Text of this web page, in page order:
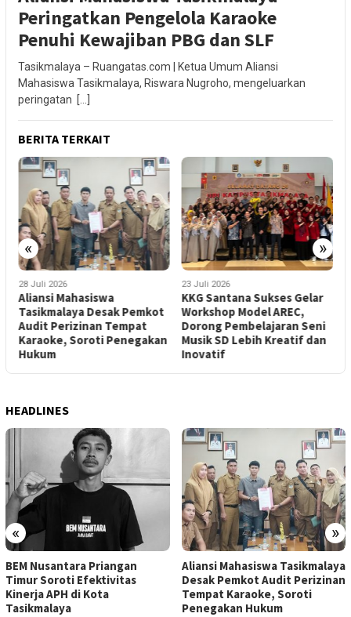
Peringatkan Pengelola Karaoke
Penuhi Kewajiban PBG dan SLF
Tasikmalaya – Ruangatas.com | Ketua Umum Aliansi
Mahasiswa Tasikmalaya, Riswara Nugroho, mengeluarkan
peringatan […]
BERITA TERKAIT
« »
28 Juli 2026
Aliansi Mahasiswa
Tasikmalaya Desak Pemkot
Audit Perizinan Tempat
Karaoke, Soroti Penegakan
Hukum
23 Juli 2026
KKG Santana Sukses Gelar
Workshop Model AREC,
Dorong Pembelajaran Seni
Musik SD Lebih Kreatif dan
Inovatif
HEADLINES
« »
BEM Nusantara Priangan
Timur Soroti Efektivitas
Kinerja APH di Kota
Tasikmalaya
Aliansi Mahasiswa Tasikmalaya
Desak Pemkot Audit Perizinan
Tempat Karaoke, Soroti
Penegakan Hukum